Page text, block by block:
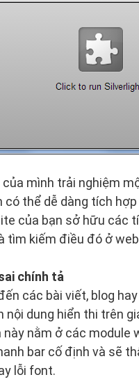
mình trải nghiệm
có thể dễ dàng tích
của bạn sở hữu các
tìm kiếm điều đó ở
chính tả
các bài viết, blog
nội dung hiển thi trên
nằm ở các module
bar cố định và sẽ
lỗi font.